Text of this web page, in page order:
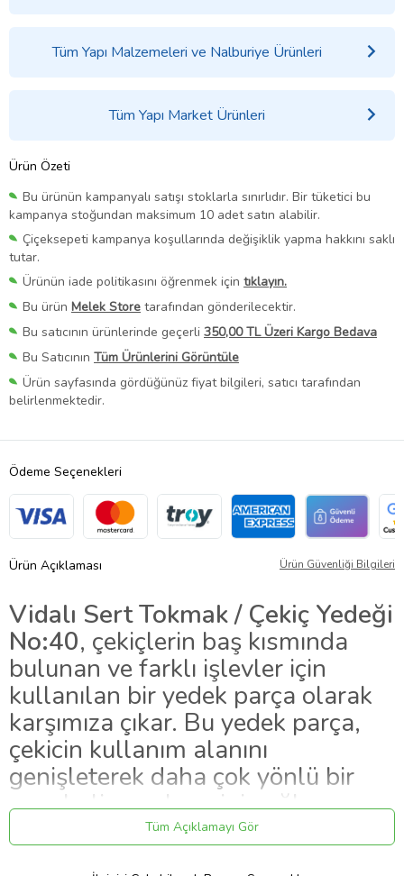
Tüm Yapı Malzemeleri ve Nalburiye Ürünleri
Tüm Yapı Market Ürünleri
Ürün Özeti
Bu ürünün kampanyalı satışı stoklarla sınırlıdır. Bir tüketici bu
kampanya stoğundan maksimum 10 adet satın alabilir.
Çiçeksepeti kampanya koşullarında değişiklik yapma hakkını saklı
tutar.
Ürünün iade politikasını öğrenmek için tıklayın.
Bu ürün Melek Store tarafından gönderilecektir.
Bu satıcının ürünlerinde geçerli 350,00 TL Üzeri Kargo Bedava
Bu Satıcının Tüm Ürünlerini Görüntüle
Ürün sayfasında gördüğünüz fiyat bilgileri, satıcı tarafından
belirlenmektedir.
Ödeme Seçenekleri
Ürün Açıklaması Ürün Güvenliği Bilgileri
Vidalı Sert Tokmak / Çekiç Yedeği
No:40, çekiçlerin baş kısmında
bulunan ve farklı işlevler için
kullanılan bir yedek parça olarak
karşımıza çıkar. Bu yedek parça,
çekicin kullanım alanını
genişleterek daha çok yönlü bir
araç haline gelmesini sağlar.
Özellikleri
Tüm Açıklamayı Gör